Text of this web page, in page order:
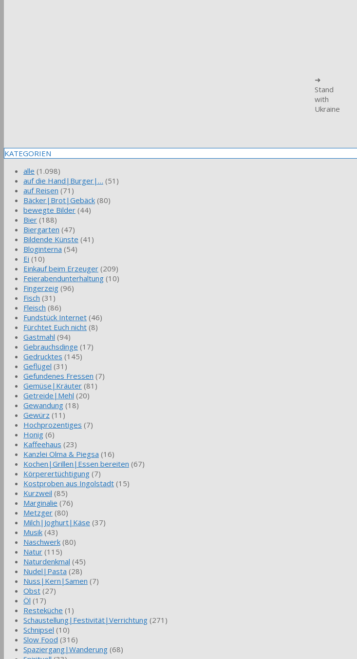
➜
Stand
with
Ukraine
KATEGORIEN
alle (1.098)
auf die Hand|Burger|… (51)
auf Reisen (71)
Bäcker|Brot|Gebäck (80)
bewegte Bilder (44)
Bier (188)
Biergarten (47)
Bildende Künste (41)
Bloginterna (54)
Ei (10)
Einkauf beim Erzeuger (209)
Feierabendunterhaltung (10)
Fingerzeig (96)
Fisch (31)
Fleisch (86)
Fundstück Internet (46)
Fürchtet Euch nicht (8)
Gastmahl (94)
Gebrauchsdinge (17)
Gedrucktes (145)
Geflügel (31)
Gefundenes Fressen (7)
Gemüse|Kräuter (81)
Getreide|Mehl (20)
Gewandung (18)
Gewürz (11)
Hochprozentiges (7)
Honig (6)
Kaffeehaus (23)
Kanzlei Olma & Piegsa (16)
Kochen|Grillen|Essen bereiten (67)
Körperertüchtigung (7)
Kostproben aus Ingolstadt (15)
Kurzweil (85)
Marginalie (76)
Metzger (80)
Milch|Joghurt|Käse (37)
Musik (43)
Naschwerk (80)
Natur (115)
Naturdenkmal (45)
Nudel|Pasta (28)
Nuss|Kern|Samen (7)
Obst (27)
Öl (17)
Resteküche (1)
Schaustellung|Festivität|Verrichtung (271)
Schnipsel (10)
Slow Food (316)
Spaziergang|Wanderung (68)